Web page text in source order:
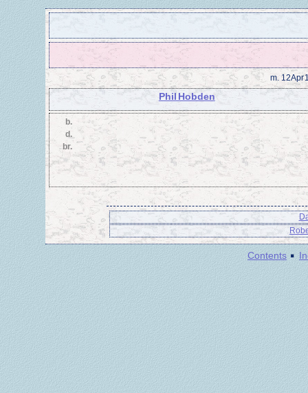
m.12 Apr
Phil Hobden
b.
d.
br.
Contents ·